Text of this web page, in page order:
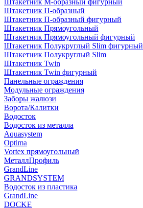
Штакетник М-образный фигурный
Штакетник П-образный
Штакетник П-образный фигурный
Штакетник Прямоугольный
Штакетник Прямоугольный фигурный
Штакетник Полукруглый Slim фигурный
Штакетник Полукруглый Slim
Штакетник Twin
Штакетник Twin фигурный
Панельные ограждения
Модульные ограждения
Заборы жалюзи
Ворота/Калитки
Водосток
Водосток из металла
Aquasystem
Optima
Vortex прямоугольный
МеталлПрофиль
GrandLine
GRANDSYSTEM
Водосток из пластика
GrandLine
DOCKE